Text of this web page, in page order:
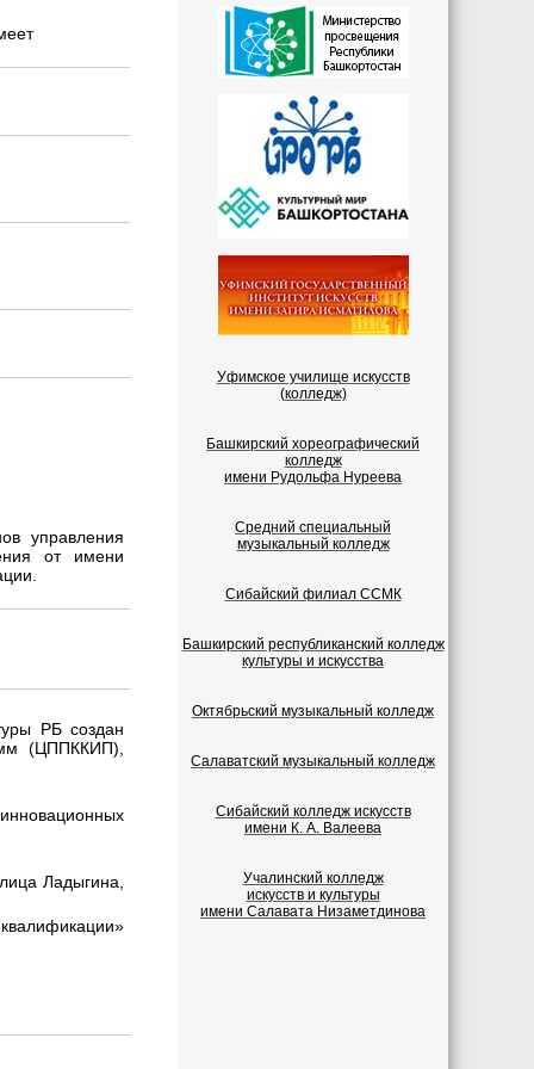
управления
от имени
РБ создан
(ЦППККИП),
Ладыгина,
Уфимское училище искусств
(колледж)
Башкирский хореографический
колледж
имени Рудольфа Нуреева
Средний специальный
музыкальный колледж
Сибайский филиал ССМК
Башкирский республиканский колледж
культуры и искусства
Октябрьский музыкальный колледж
Салаватский музыкальный колледж
Сибайский колледж искусств
имени К. А. Валеева
Учалинский колледж
искусств и культуры
имени Салавата Низаметдинова